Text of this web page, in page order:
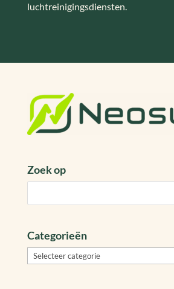
luchtreinigingsdiensten.
Zoek op
Categorieën
Categorieën